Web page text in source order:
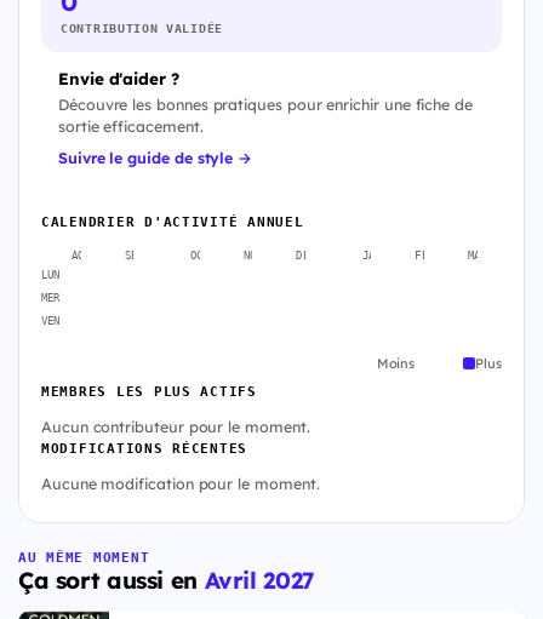
CONTRIBUTION VALIDÉE
Envie d'aider ?
Découvre les bonnes pratiques pour enrichir une fiche de
sortie efficacement.
Suivre le guide de style →
CALENDRIER D'ACTIVITÉ ANNUEL
AOÛT SEPT. OCT. NOV. DÉC. JANV. FÉVR. MARS
LUN
MER
VEN
Moins Plus
MEMBRES LES PLUS ACTIFS
Aucun contributeur pour le moment.
MODIFICATIONS RÉCENTES
Aucune modification pour le moment.
AU MÊME MOMENT
Ça sort aussi en Avril 2027